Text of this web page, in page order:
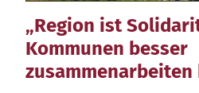
„Region ist
Kommunen besser
zusammenarbeiten